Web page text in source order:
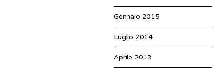
Gennaio 2015
Luglio 2014
Aprile 2013